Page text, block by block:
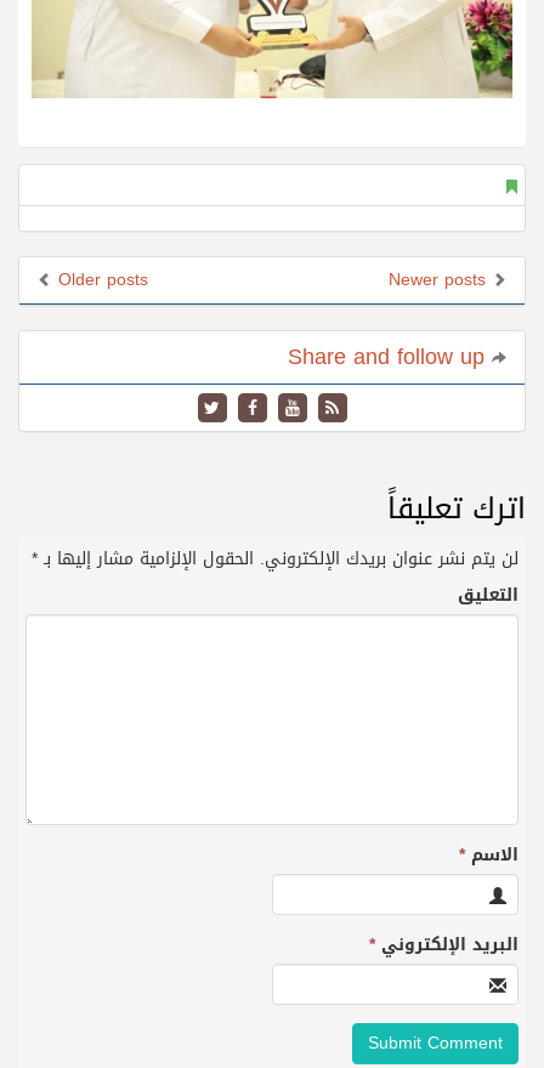
Older posts
اترك تعليقاً
لن يتم نشر عنوان بريدك الإلكتروني. الحقول الإلزامية مشار إليها بـ*
التعليق
الاسم*
البريد الإلكتروني*